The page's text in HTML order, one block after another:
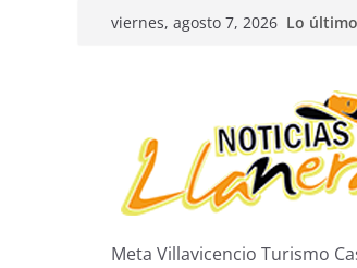
Saltarviernes, agosto 7, 2026 Lo
Meta Villavicencio Turismo